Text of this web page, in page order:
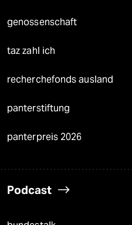
genossenschaft
taz zahl ich
recherchefonds ausland
panterstiftung
panterpreis 2026
Podcast